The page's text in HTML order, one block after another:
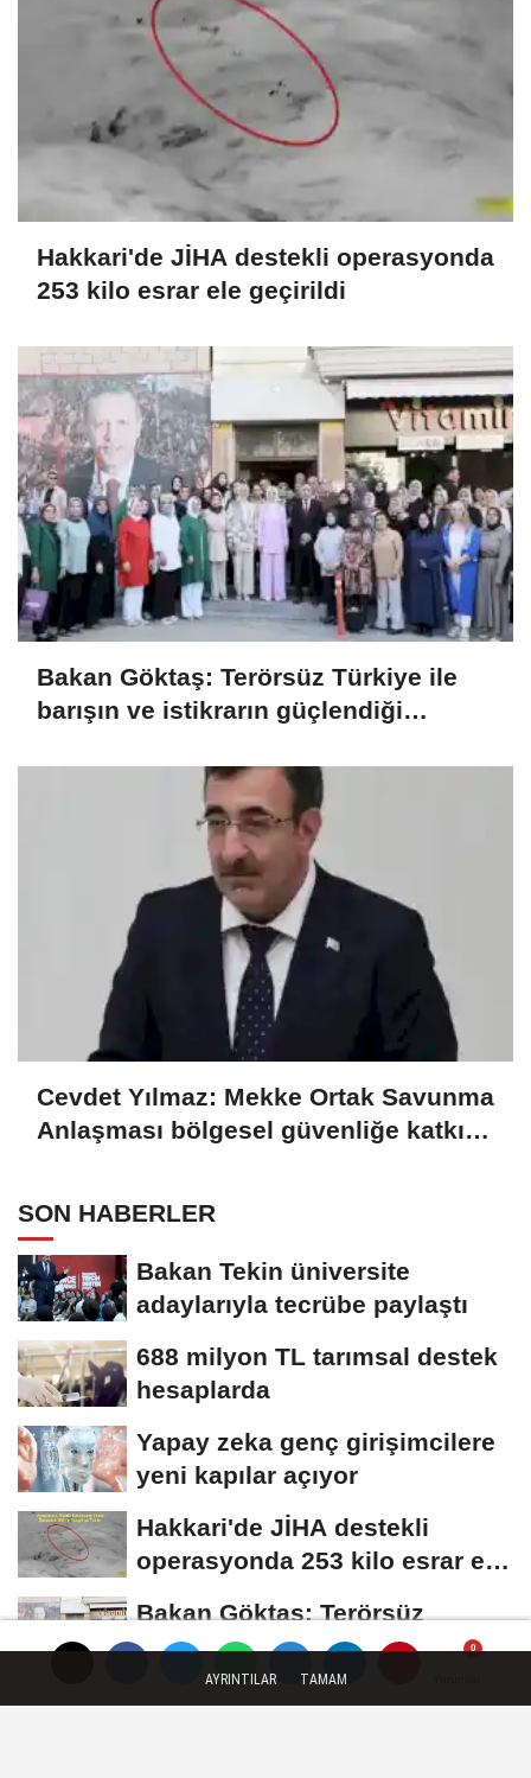
Hakkari'de JİHA destekli operasyonda
253 kilo esrar ele geçirildi
Bakan Göktaş: Terörsüz Türkiye ile
barışın ve istikrarın güçlendiği
Cevdet Yılmaz: Mekke Ortak Savunma
Anlaşması bölgesel güvenliğe katkı
SON HABERLER
Bakan Tekin üniversite
adaylarıyla tecrübe paylaştı
688 milyon TL tarımsal destek
hesaplarda
Yapay zeka genç girişimcilere
yeni kapılar açıyor
Hakkari'de JİHA destekli
operasyonda 253 kilo esrar ele
Bakan Göktaş: Terörsüz
Türkiye ile barışın ve istikrarın
güçlendiği...
AYRINTILAR TAMAM